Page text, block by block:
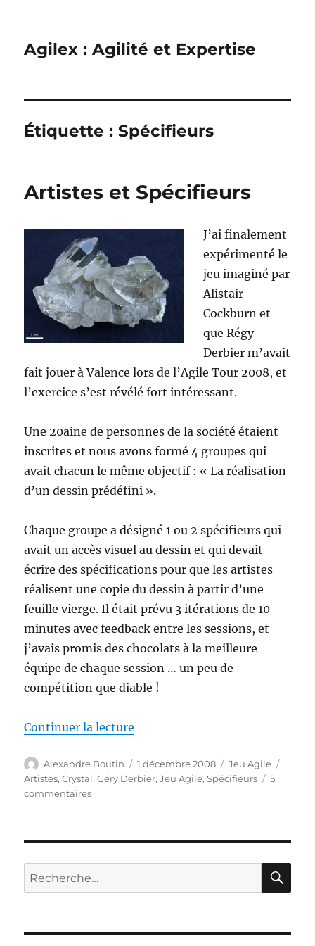
Agilex : Agilité et Expertise
Étiquette :Spécifieurs
Artistes et Spécifieurs
J’ai finalement
expérimenté le
jeu imaginé par
Alistair
Cockburn et
que Régy
Derbier m’avait
fait jouer à Valence lors de l’Agile Tour 2008, et
l’exercice s’est révélé fort intéressant.
Une 20aine de personnes de la société étaient
inscrites et nous avons formé 4 groupes qui
avait chacun le même objectif : « La réalisation
d’un dessin prédéfini ».
Chaque groupe a désigné 1 ou 2 spécifieurs qui
avait un accès visuel au dessin et qui devait
écrire des spécifications pour que les artistes
réalisent une copie du dessin à partir d’une
feuille vierge. Il était prévu 3 itérations de 10
minutes avec feedback entre les sessions, et
j’avais promis des chocolats à la meilleure
équipe de chaque session … un peu de
compétition que diable !
Continuer la lecture
Auteur
Alexandre Boutin
Publié
le
1 décembre 2008 Catégories
Jeu Agile
Artistes,Crystal,Géry Derbier,Jeu Agile,Spécifieurs
5
commentairessur
Recherche
pour :